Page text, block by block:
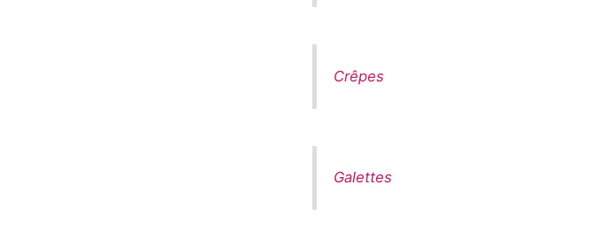
Crêpes
Galettes